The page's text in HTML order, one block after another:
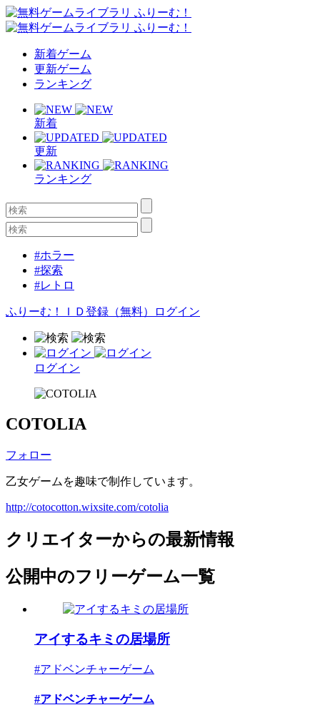
新着ゲーム
更新ゲーム
ランキング
新着
更新
ランキング
#ホラー
#探索
#レトロ
ふりーむ！ＩＤ登録（無料） ログイン
ログイン
COTOLIA
フォロー
乙女ゲームを趣味で制作しています。
http://cotocotton.wixsite.com/cotolia
クリエイターからの最新情報
公開中のフリーゲーム一覧
アイするキミの居場所
#アドベンチャーゲーム
#アドベンチャーゲーム